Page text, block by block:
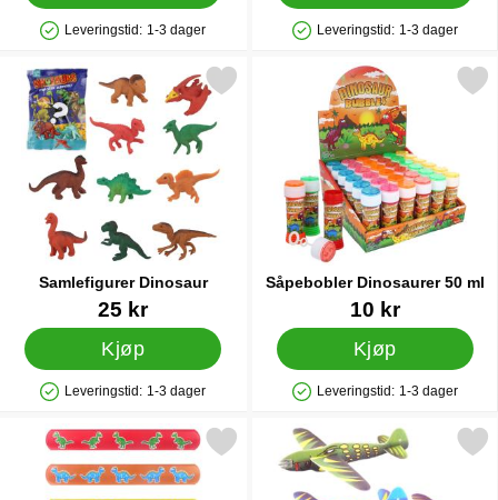
Produkttilgjengelighet: På lager
Leveringstid: 1-3 dager
Produkttilgjengelighet: På lager
Leveringstid: 1-3 dager
Samlefigurer Dinosaur
Varenummer 91536
25 kr
Kjøp
Produkttilgjengelighet: På lager
Leveringstid: 1-3 dager
Merk samlefigurer Dinosaur som favoritt
Såpebobler Dinosaurer 50 ml
Varenummer 86982
10 kr
Kjøp
Produkttilgjengelighet: På lager
Leveringstid: 1-3 dager
Merk såpebobler
slap Bracelet Slapwrap Armbånd Dinosaurer som favoritt
Merk dinosaur